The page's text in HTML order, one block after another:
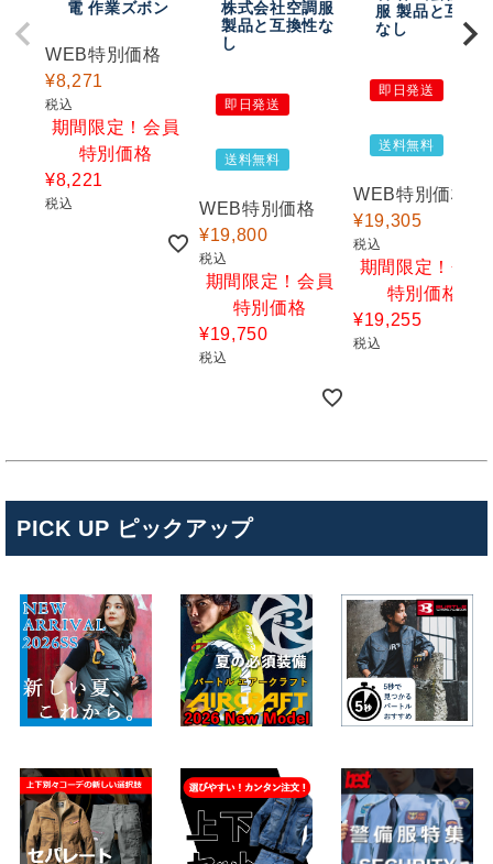
電 作業ズボン
WEB特別価格
¥8,271
税込
期間限定！会員
特別価格
¥8,221
税込
株式会社空調服
製品と互換性な
し
即日発送
送料無料
WEB特別価格
¥19,800
税込
期間限定！会員
特別価格
¥19,750
税込
服 製品と互換性
なし
即日発送
送料無料
WEB特別価格
¥19,305
税込
期間限定！会員
特別価格
¥19,255
税込
PICK UP ピックアップ